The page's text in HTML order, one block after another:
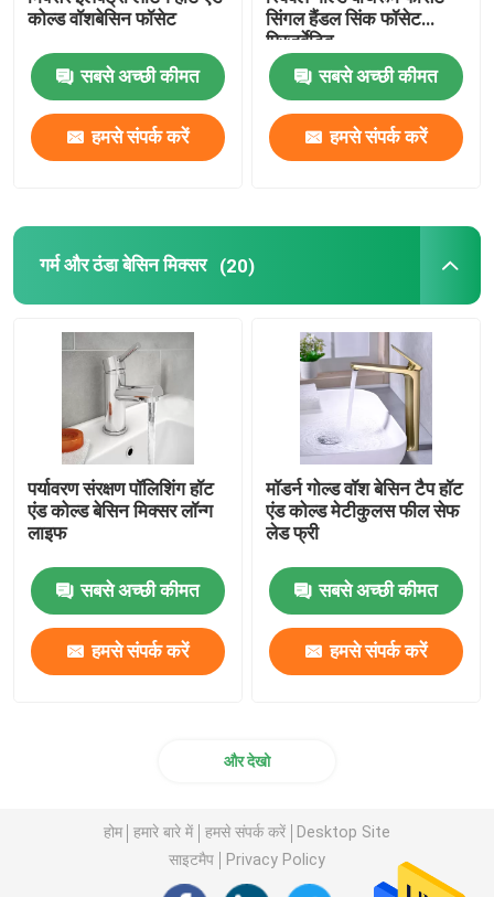
कोल्ड वॉशबेसिन फॉसेट
सबसे अच्छी कीमत
हमसे संपर्क करें
सिंगल हैंडल सिंक फॉसेट
प्रिजर्वेटिव
सबसे अच्छी कीमत
हमसे संपर्क करें
गर्म और ठंडा बेसिन मिक्सर (20)
पर्यावरण संरक्षण पॉलिशिंग हॉट
एंड कोल्ड बेसिन मिक्सर लॉन्ग
लाइफ
सबसे अच्छी कीमत
हमसे संपर्क करें
मॉडर्न गोल्ड वॉश बेसिन टैप हॉट
एंड कोल्ड मेटीकुलस फील सेफ
लेड फ्री
सबसे अच्छी कीमत
हमसे संपर्क करें
और देखो
होम हमारे बारे में हमसे संपर्क करें
Desktop Site
साइटमैप
Privacy Policy